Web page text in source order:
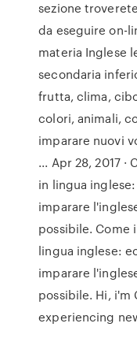
sezione
da eseguire on-
materia Inglese
secondaria
frutta, clima,
colori, animali,
imparare nuovi
... Apr 28, 2017
in lingua
imparare
possibile. Come
lingua inglese:
imparare
possibile. Hi, i'm
experiencing